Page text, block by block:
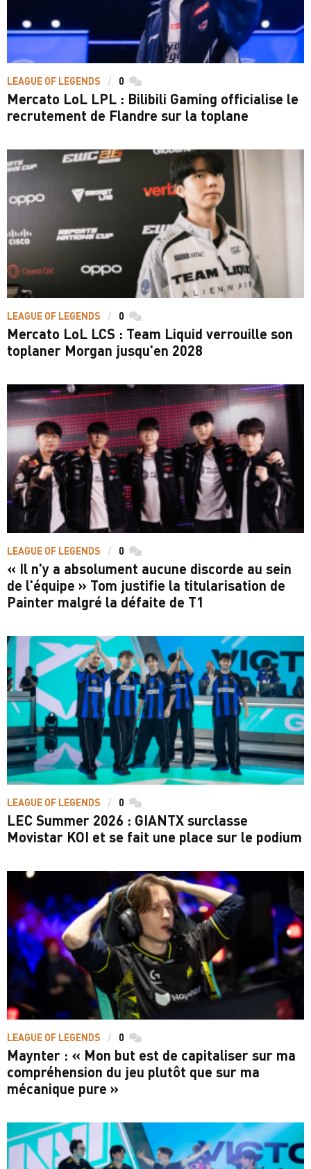
LEAGUE OF LEGENDS 0 commentaires
Mercato LoL LPL : Bilibili Gaming officialise le
recrutement de Flandre sur la toplane
LEAGUE OF LEGENDS 0 commentaires
Mercato LoL LCS : Team Liquid verrouille son
toplaner Morgan jusqu'en 2028
LEAGUE OF LEGENDS 0 commentaires
« Il n'y a absolument aucune discorde au sein
de l'équipe » Tom justifie la titularisation de
Painter malgré la défaite de T1
LEAGUE OF LEGENDS 0 commentaires
LEC Summer 2026 : GIANTX surclasse
Movistar KOI et se fait une place sur le podium
LEAGUE OF LEGENDS 0 commentaires
Maynter : « Mon but est de capitaliser sur ma
compréhension du jeu plutôt que sur ma
mécanique pure »